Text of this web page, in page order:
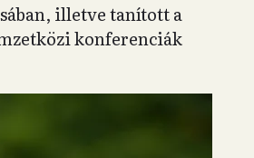
illetve tanított a
konferenciák